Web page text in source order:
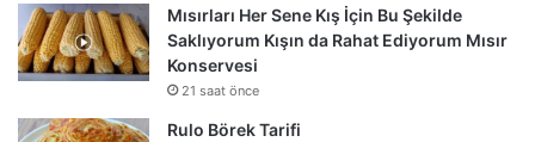
Mısırları Her Sene Kış İçin Bu Şekilde
Saklıyorum Kışın da Rahat Ediyorum Mısır
Konservesi
21 saat önce
Rulo Börek Tarifi